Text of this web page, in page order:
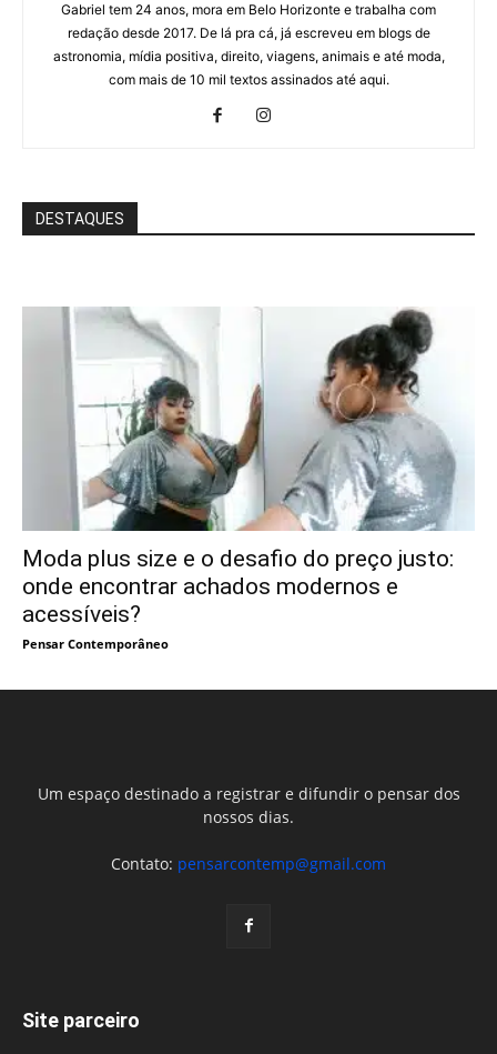
Gabriel tem 24 anos, mora em Belo Horizonte e trabalha com
redação desde 2017. De lá pra cá, já escreveu em blogs de
astronomia, mídia positiva, direito, viagens, animais e até moda,
com mais de 10 mil textos assinados até aqui.
DESTAQUES
Moda plus size e o desafio do preço justo:
onde encontrar achados modernos e
acessíveis?
Pensar Contemporâneo
Um espaço destinado a registrar e difundir o pensar dos
nossos dias.
Contato: pensarcontemp@gmail.com
Site parceiro